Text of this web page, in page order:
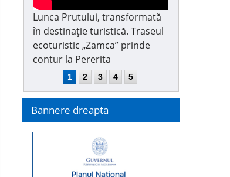
Lunca Prutului, transformată
în destinație turistică. Traseul
ecoturistic „Zamca” prinde
contur la Pererita
1 2 3 4 5
Bannere dreapta